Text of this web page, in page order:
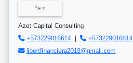
Azet Capital Consulting
+573229016614 |
+573229016614
libertfinanciera2018@gmail.com